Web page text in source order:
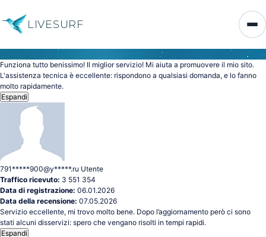
LIVESURF
Funziona tutto benissimo! Il miglior servizio! Mi aiuta a promuovere il mio sito.
L'assistenza tecnica è eccellente: rispondono a qualsiasi domanda, e lo fanno
molto rapidamente.
Espandi
791*****900@y*****.ru Utente
Traffico ricevuto: 3 551 354
Data di registrazione: 06.01.2026
Data della recensione: 07.05.2026
Servizio eccellente, mi trovo molto bene. Dopo l’aggiornamento però ci sono
stati alcuni disservizi: spero che vengano risolti in tempi rapidi.
Espandi